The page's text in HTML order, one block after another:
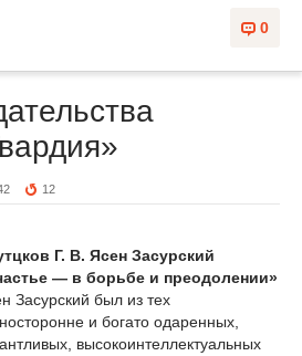
0
12
Г. В. Ясен Засурский
— в борьбе и преодолении»
Засурский был из тех
и богато одаренных,
высокоинтеллектуальных